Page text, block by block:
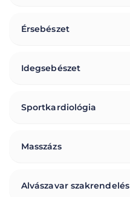
Érsebészet
Idegsebészet
Sportkardiológia
Masszázs
Alvászavar szakrendelés